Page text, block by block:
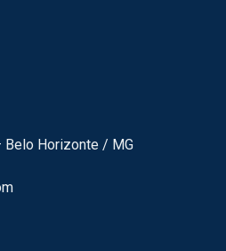
Belo Horizonte / MG